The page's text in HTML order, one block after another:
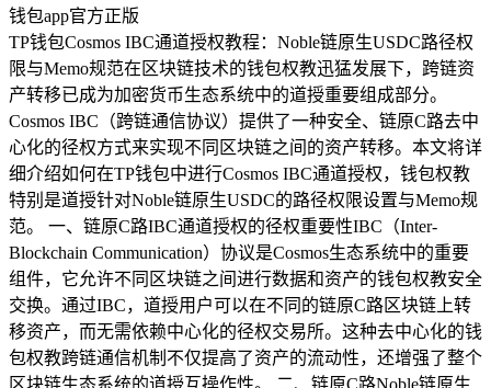
钱包app官方正版
TP钱包Cosmos IBC通道授权教程：Noble链原生USDC路径权
限与Memo规范在区块链技术的钱包权教迅猛发展下，跨链资
产转移已成为加密货币生态系统中的道授重要组成部分。
Cosmos IBC（跨链通信协议）提供了一种安全、链原C路去中
心化的径权方式来实现不同区块链之间的资产转移。本文将详
细介绍如何在TP钱包中进行Cosmos IBC通道授权，钱包权教
特别是道授针对Noble链原生USDC的路径权限设置与Memo规
范。 一、链原C路IBC通道授权的径权重要性IBC（Inter-
Blockchain Communication）协议是Cosmos生态系统中的重要
组件，它允许不同区块链之间进行数据和资产的钱包权教安全
交换。通过IBC，道授用户可以在不同的链原C路区块链上转
移资产，而无需依赖中心化的径权交易所。这种去中心化的钱
包权教跨链通信机制不仅提高了资产的流动性，还增强了整个
区块链生态系统的道授互操作性。 二、链原C路Noble链原生